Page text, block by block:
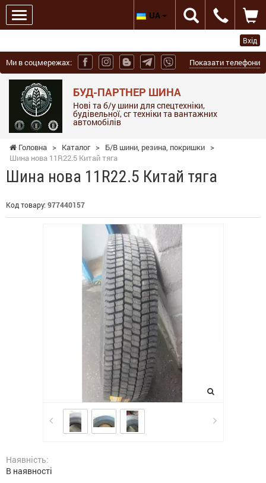
Вхід
Ми в соцмережах: Показати телефони
БУД-ПАРТНЕР ШИНА
Нові та б/у шини для спецтехніки,
будівельної, сг техніки та вантажних
автомобілів
UA
Головна > Каталог > Б/В шини, резина, покришки >
Шина нова 11R22.5 Китай тяга
Шина нова 11R22.5 Китай тяга
Код товару: 977440157
Наявність:
В наявності